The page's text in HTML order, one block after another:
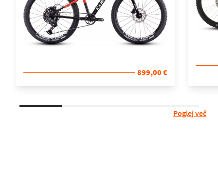
899,00 €
Poglej več